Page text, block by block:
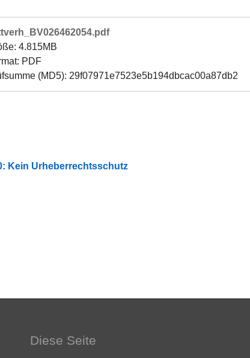
4.815MB
PDF
(MD5): 29f07971e7523e5b194dbcac00a87db2
Kein Urheberrechtsschutz
Diese Seite